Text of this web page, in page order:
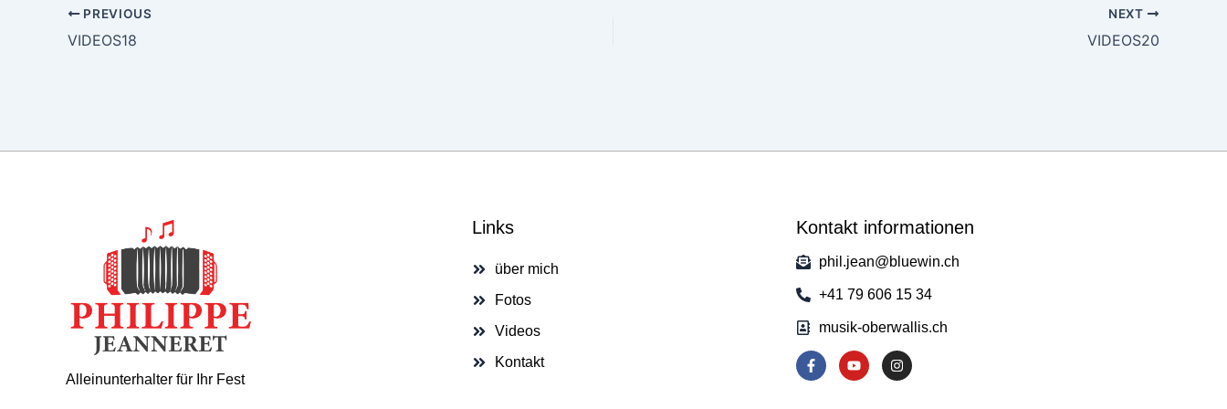
PREVIOUS
VIDEOS18
NEXT
VIDEOS20
Alleinunterhalter für Ihr Fest
Links
über mich
Fotos
Videos
Kontakt
Kontakt informationen
phil.jean@bluewin.ch
+41 79 606 15 34
musik-oberwallis.ch
F
a
c
Y
o
u
I
n
s